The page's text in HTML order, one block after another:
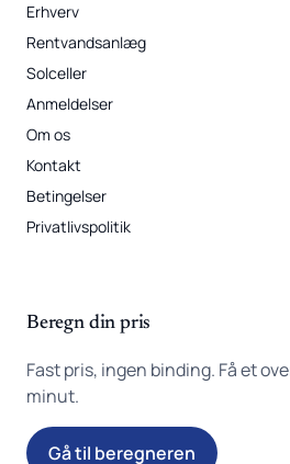
Erhverv
Rentvandsanlæg
Solceller
Anmeldelser
Om os
Kontakt
Betingelser
Privatlivspolitik
Beregn din pris
Fast pris, ingen binding. Få et
minut.
Gå til beregneren